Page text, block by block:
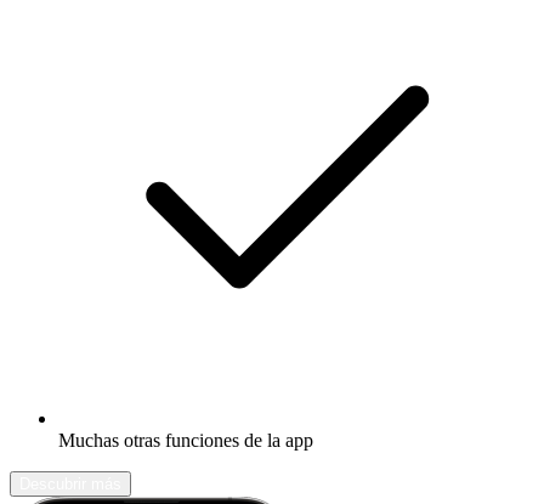
Muchas otras funciones de la app